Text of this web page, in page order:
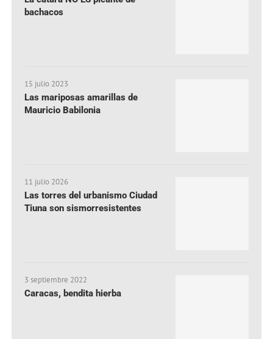
bachacos
15 julio 2023
Las mariposas amarillas de
Mauricio Babilonia
11 julio 2026
Las torres del urbanismo Ciudad
Tiuna son sismorresistentes
3 septiembre 2022
Caracas, bendita hierba